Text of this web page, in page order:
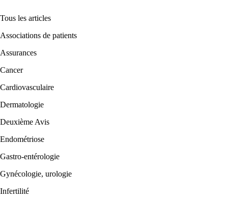
Tous les articles
Associations de patients
Assurances
Cancer
Cardiovasculaire
Dermatologie
Deuxième Avis
Endométriose
Gastro-entérologie
Gynécologie, urologie
Infertilité